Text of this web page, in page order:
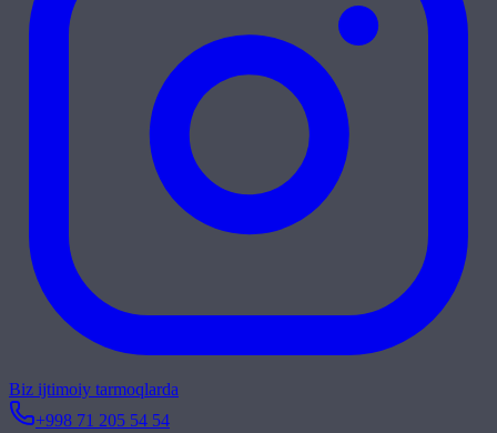
Biz ijtimoiy tarmoqlarda
+998 71 205 54 54